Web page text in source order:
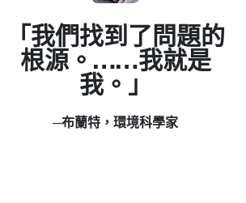
「我們找到了問題的
根源。……我就是
我。」
─布蘭特，環境科學家